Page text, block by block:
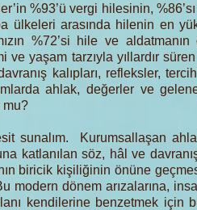
%93’ü vergi hilesinin,
ülkeleri arasında hilenin en
%72’si hile ve
ve yaşam tarzıyla yıllardır
kalıpları, refleksler,
ahlak, değerler ve
mu?
sunalım. Kurumsallaşan
söz, hâl ve
biricik kişiliğinin önüne
dönem arızalarına,
kendilerine benzetmek için